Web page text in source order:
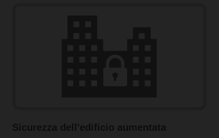
Sicurezza dell'edificio aumentata